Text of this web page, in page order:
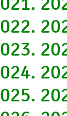
022.
023.
024.
025.